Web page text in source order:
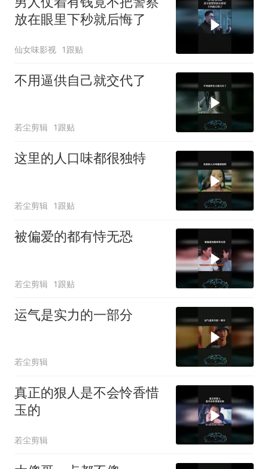
放在眼里下秒就后悔了
仙女味影视 1跟贴
不用逼供自己就交代了
若尘剪辑 1跟贴
这里的人口味都很独特
若尘剪辑 1跟贴
被偏爱的都有恃无恐
若尘剪辑 1跟贴
运气是实力的一部分
若尘剪辑
真正的狠人是不会怜香惜
玉的
若尘剪辑